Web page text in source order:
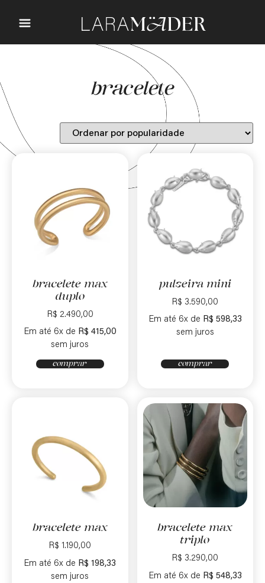
bracelete
bracelete max
duplo
R$ 2.490,00
Em até 6x de R$ 415,00
sem juros
comprar
pulseira mini
R$ 3.590,00
Em até 6x de R$ 598,33
sem juros
comprar
bracelete max
R$ 1.190,00
Em até 6x de R$ 198,33
sem juros
bracelete max
triplo
R$ 3.290,00
Em até 6x de R$ 548,33